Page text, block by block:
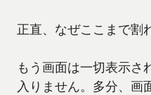
正直、なぜここまで割
もう画面は一切表示さ
入りません。多分、画